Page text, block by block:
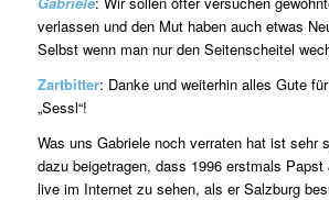
verlassen und den Mut haben auch etwas
Selbst wenn man nur den Seitenscheitel
Zartbitter: Danke und weiterhin alles Gute
„Sessl“!
Was uns Gabriele noch verraten hat ist sehr
dazu beigetragen, dass 1996 erstmals
live im Internet zu sehen, als er Salzburg